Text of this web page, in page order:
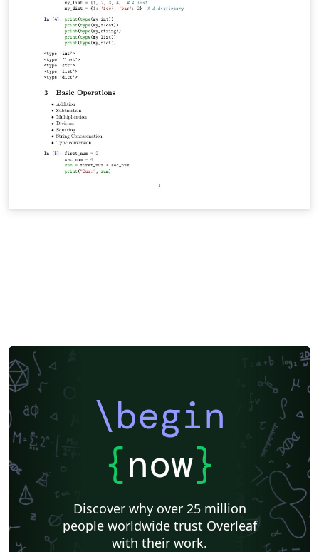
\begin
{now}
Discover why over 25 million
people worldwide trust Overleaf
with their work.